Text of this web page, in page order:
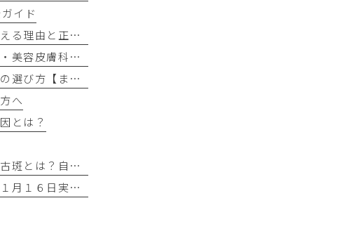
イド
由と正しい対策
御器所に新しい皮膚科・美容皮膚科を開院予定です（2027年秋）
毛穴治療の種類と治療の選び方【まとめ】
へ
とは？
【医師監修】異所性蒙古斑とは？自然には消えない？名古屋市なら保険適用で無料治療できるケースを解説
【赤ら顔セミナー】１１月１６日実施予定！！